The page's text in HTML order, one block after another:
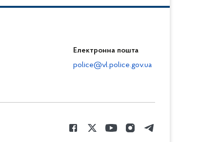
Електронна пошта
police@vl.police.gov.ua